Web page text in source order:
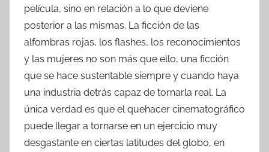
película, sino en relación a lo que deviene
posterior a las mismas. La ficción de las
alfombras rojas, los flashes, los reconocimientos
y las mujeres no son más que ello, una ficción
que se hace sustentable siempre y cuando haya
una industria detrás capaz de tornarla real. La
única verdad es que el quehacer cinematográfico
puede llegar a tornarse en un ejercicio muy
desgastante en ciertas latitudes del globo, en